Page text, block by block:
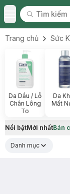
Toggle Menu
Tìm kiếm
Tìm kiếm
Trang chủ Sức
Da Dầu / Lỗ
Chân Lông
To
Da
Mất
Nổi bậtMới nhấtBán
Danh mục